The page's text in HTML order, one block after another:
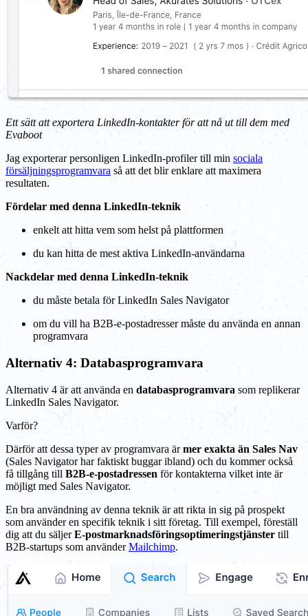
Ett sätt att exportera LinkedIn-kontakter för att nå ut till dem med
Evaboot
Jag exporterar personligen LinkedIn-profiler till min sociala
försäljningsprogramvara så att det blir enklare att maximera
resultaten.
Fördelar med denna LinkedIn-teknik
enkelt att hitta vem som helst på plattformen
du kan hitta de mest aktiva LinkedIn-användarna
Nackdelar med denna LinkedIn-teknik
du måste betala för LinkedIn Sales Navigator
om du vill ha B2B-e-postadresser måste du använda en annan
programvara
Alternativ 4: Databasprogramvara
Alternativ 4 är att använda en databasprogramvara som replikerar
LinkedIn Sales Navigator.
Varför?
Därför att dessa typer av programvara ärmer exakta än Sales Nav
(Sales Navigator har faktiskt buggar ibland) och du kommer också
få tillgång till B2B-e-postadressen för kontakterna vilket inte är
möjligt med Sales Navigator.
En bra användning av denna teknik är att rikta in sig på prospekt
som använder en specifik teknik i sitt företag. Till exempel, föreställ
dig att du säljerE-postmarknadsföringsoptimeringstjänster till
B2B-startups som använderMailchimp.